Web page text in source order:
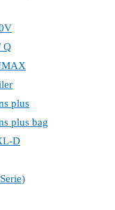
Q
plus
plus bag
D